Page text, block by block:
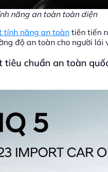
năng an toàn toàn diện
tính năng an toàn tiên tiến
độ an toàn cho người
tiêu chuẩn an toàn